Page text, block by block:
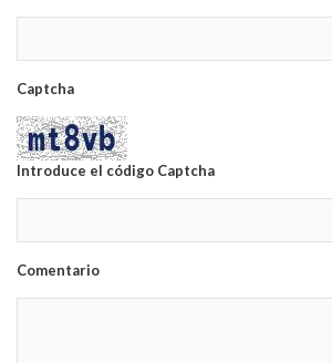
Captcha
Introduce el código Captcha
Comentario